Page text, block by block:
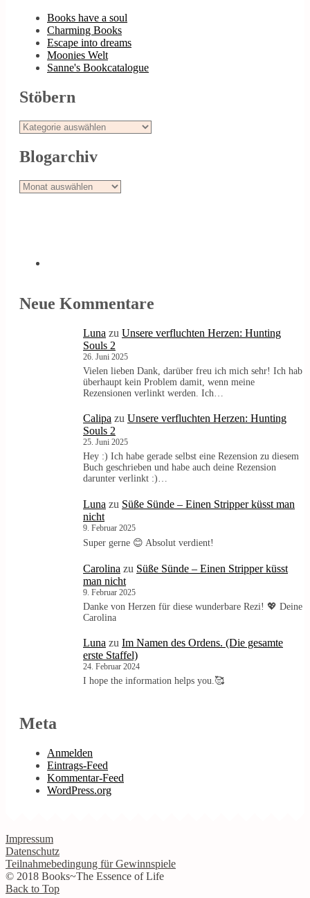
Books have a soul
Charming Books
Escape into dreams
Moonies Welt
Sanne's Bookcatalogue
Stöbern
Stöbern
Blogarchiv
Blogarchiv
Neue Kommentare
Luna zu Unsere verfluchten Herzen: Hunting
Souls 2
26. Juni 2025
Vielen lieben Dank, darüber freu ich mich sehr! Ich hab
überhaupt kein Problem damit, wenn meine
Rezensionen verlinkt werden. Ich…
Calipa zu Unsere verfluchten Herzen: Hunting
Souls 2
25. Juni 2025
Hey :) Ich habe gerade selbst eine Rezension zu diesem
Buch geschrieben und habe auch deine Rezension
darunter verlinkt :)…
Luna zu Süße Sünde – Einen Stripper küsst man
nicht
9. Februar 2025
Super gerne 😊 Absolut verdient!
Carolina zu Süße Sünde – Einen Stripper küsst
man nicht
9. Februar 2025
Danke von Herzen für diese wunderbare Rezi! 💖 Deine
Carolina
Luna zu Im Namen des Ordens. (Die gesamte
erste Staffel)
24. Februar 2024
I hope the information helps you.🥰
Meta
Anmelden
Eintrags-Feed
Kommentar-Feed
WordPress.org
Impressum
Datenschutz
Teilnahmebedingung für Gewinnspiele
© 2018 Books~The Essence of Life
Back to Top